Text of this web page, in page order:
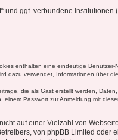
ggf. verbundene Institutionen
enthalten eine eindeutige Benutzer-
dazu verwendet, Informationen über
die als Gast erstellt werden,
Passwort zur Anmeldung mit
auf einer Vielzahl von
von phpBB Limited oder